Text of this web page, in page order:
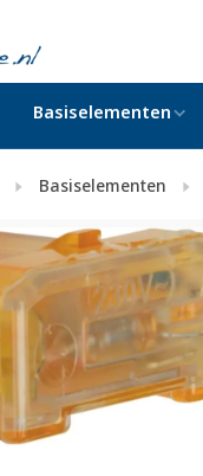
Basiselementen
Basiselementen